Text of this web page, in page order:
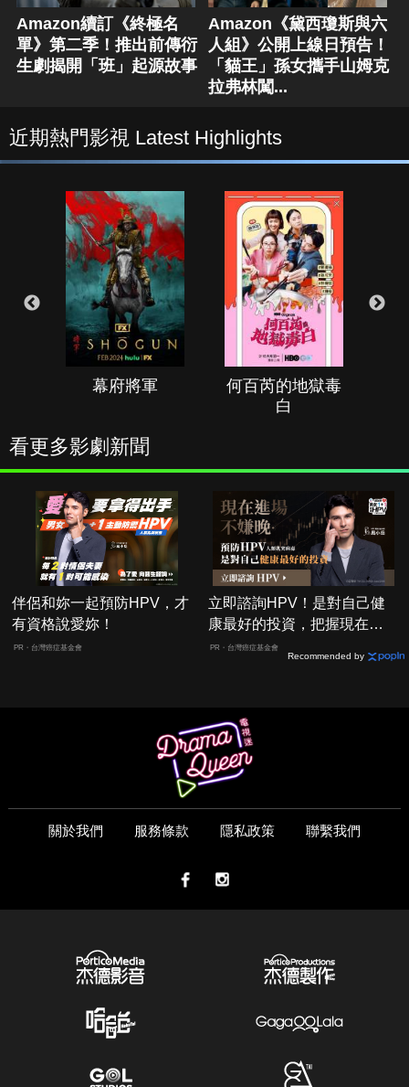
Amazon續訂《終極名
單》第二季！推出前傳衍
生劇揭開「班」起源故事
Amazon《黛西瓊斯與六
人組》公開上線日預告！
「貓王」孫女攜手山姆克
拉弗林闖...
近期熱門影視 Latest Highlights
幕府將軍
何百芮的地獄毒
白
看更多影劇新聞
伴侶和妳一起預防HPV，才
有資格說愛妳！
PR・台灣癌症基金會
立即諮詢HPV！是對自己健
康最好的投資，把握現在不
嫌晚！
PR・台灣癌症基金會
Recommended by
關於我們 服務條款 隱私政策 聯繫我們